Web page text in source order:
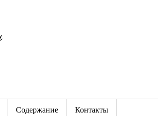
Содержание Контакты